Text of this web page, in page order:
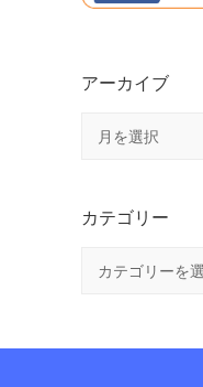
アーカイブ
ブ
カテゴリー